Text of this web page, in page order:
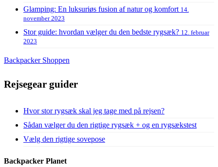
Glamping: En luksuriøs fusion af natur og komfort 14.
november 2023
Stor guide: hvordan vælger du den bedste rygsæk? 12. februar
2023
Backpacker Shoppen
Rejsegear guider
Hvor stor rygsæk skal jeg tage med på rejsen?
Sådan vælger du den rigtige rygsæk + og en rygsækstest
Vælg den rigtige sovepose
Backpacker Planet